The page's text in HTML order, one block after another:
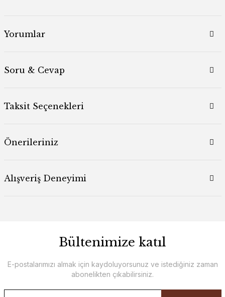
Yorumlar
Soru & Cevap
Taksit Seçenekleri
Önerileriniz
Alışveriş Deneyimi
Bültenimize katıl
E-postalarımızı almak için kaydoluyorsunuz ve istediğiniz zaman
abonelikten çıkabilirsiniz.